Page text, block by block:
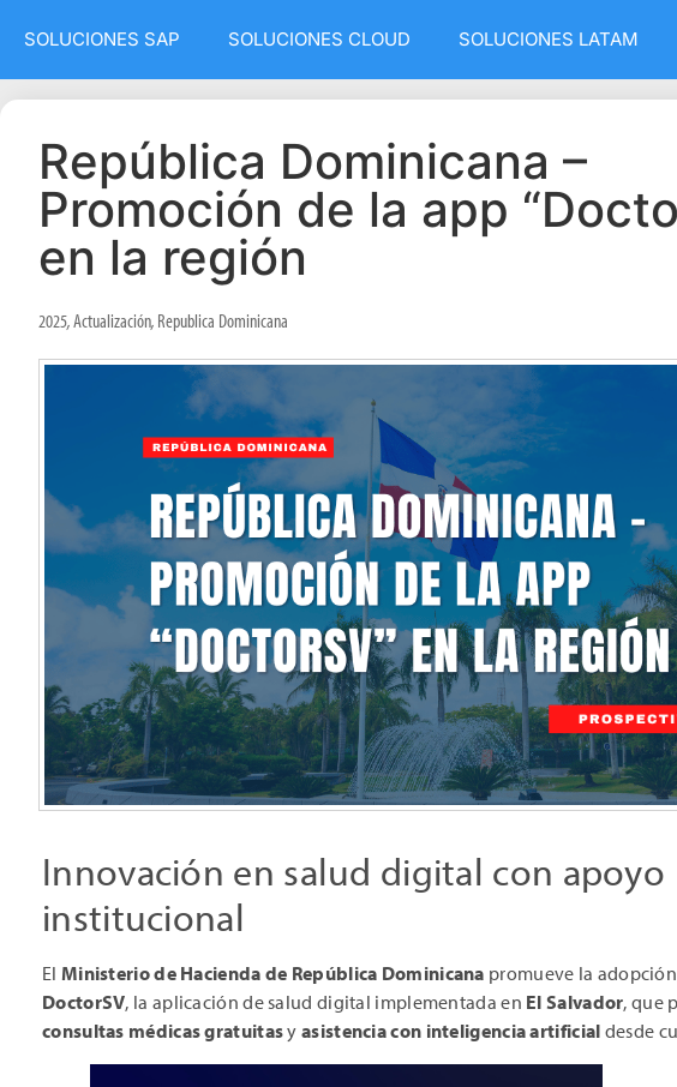
SOLUCIONES SAP SOLUCIONES CLOUD SOLUCIONES LATAM
República Dominicana –
Promoción de la app
en la región
2025,Actualización, Republica Dominicana
Innovación en salud digital con apoyo
institucional
El Ministerio de Hacienda de República Dominicana promueve la
DoctorSV, la aplicación de salud digital implementada en El Salvador, que
consultas médicas gratuitasyasistencia con inteligencia artificial desde